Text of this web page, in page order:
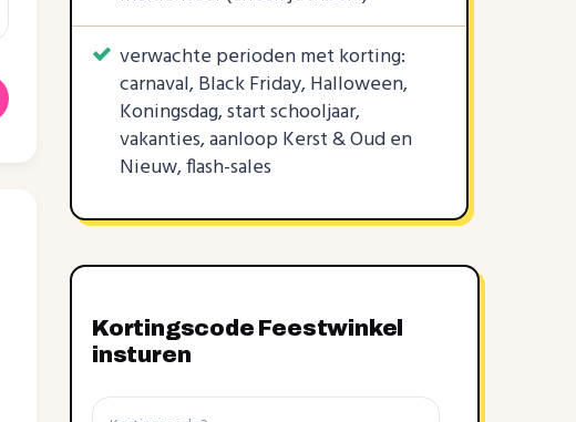
verwachte perioden met korting:
carnaval, Black Friday, Halloween,
Koningsdag, start schooljaar,
vakanties, aanloop Kerst & Oud en
Nieuw, flash-sales
Kortingscode Feestwinkel
insturen
Kortingscode